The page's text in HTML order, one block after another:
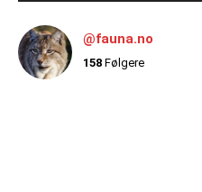
@fauna.no
158 Følgere